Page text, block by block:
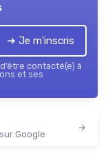
➔ Je m'inscris
contacté(e) à
et ses
Google